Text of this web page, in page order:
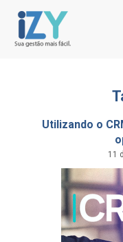
Utilizando o
11